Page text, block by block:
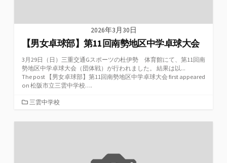
2026年3月30日
【男女卓球部】第11回南勢地区中学卓球大会
3月29日（日）三重交通Gスポーツの杜伊勢 体育館にて、第11回南
勢地区中学卓球大会（団体戦）が行われました。 結果は以...
The post 【男女卓球部】第11回南勢地区中学卓球大会 first appeared
on 松阪市立三雲中学校….
カ
ゴ
三雲中学校